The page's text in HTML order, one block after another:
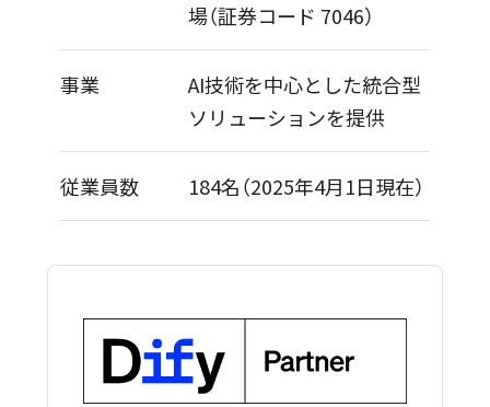
場（証券コード 7046）
事業
AI技術を中心とした統合型
ソリューションを提供​
従業員数 184名（2025年4月1日現在）